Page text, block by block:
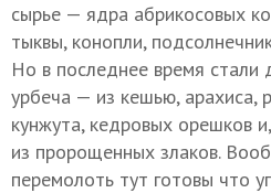
сырье — ядра абрикосовых
тыквы, конопли,
Но в последнее время стали
урбеча — из кешью, арахиса,
кунжута, кедровых орешков
из пророщенных злаков.
перемолоть тут готовы что